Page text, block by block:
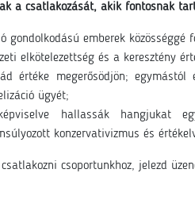
a csatlakozását, akik fontosnak
gondolkodású emberek közösséggé
elkötelezettség és a keresztény
értéke megerősödjön; egymástól
ügyét;
hallassák hangjukat
konzervativizmus és
csoportunkhoz, jelezd